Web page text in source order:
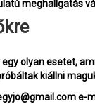
meghallgatás
olyan esetet,
kiállni
e-